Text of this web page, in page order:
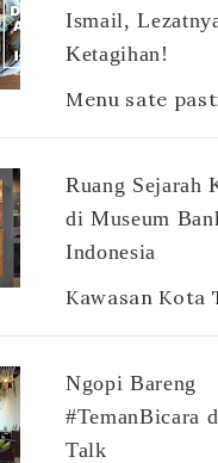
Ismail,
Ketagihan!
Ruang Sejarah
di Museum
Indonesia
Ngopi Bareng
#TemanBicara
Talk